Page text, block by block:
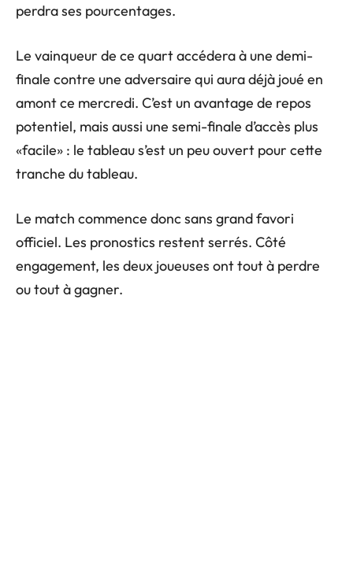
perdra ses pourcentages.
Le vainqueur de ce quart accédera à une demi-
finale contre une adversaire qui aura déjà joué en
amont ce mercredi. C’est un avantage de repos
potentiel, mais aussi une semi-finale d’accès plus
«facile» : le tableau s’est un peu ouvert pour cette
tranche du tableau.
Le match commence donc sans grand favori
officiel. Les pronostics restent serrés. Côté
engagement, les deux joueuses ont tout à perdre
ou tout à gagner.